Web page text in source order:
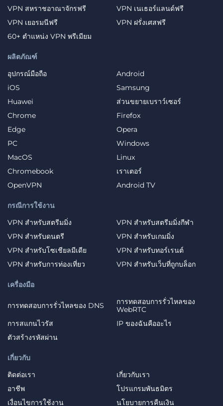
ผลิตภัณฑ์
อุปกรณ์มือถือ
Android
iOS
Samsung
Huawei
ส่วนขยายเบราว์เซอร์
Chrome
Firefox
Edge
Opera
PC
Windows
MacOS
Linux
Chromebook
เราเตอร์
OpenVPN
Android TV
กรณีการใช้งาน
VPN สำหรับสตรีมมิ่ง
VPN สำหรับสตรีมมิ่งกีฬา
VPN สำหรับดนตรี
VPN สำหรับเกมมิ่ง
VPN สำหรับโซเชียลมีเดีย
VPN สำหรับทอร์เรนต์
VPN สำหรับการท่องเที่ยว
VPN สำหรับเว็บที่ถูกบล็อก
เกี่ยวกับ
ติดต่อเรา
เกี่ยวกับเรา
อาชีพ
โปรแกรมพันธมิตร
เงื่อนไขการใช้งาน
นโยบายการคืนเงิน
VPN สหราชอาณาจักรฟรี
VPN เนเธอร์แลนด์ฟรี
VPN เยอรมนีฟรี
VPN ฝรั่งเศสฟรี
60+ ตำแหน่ง VPN พรีเมียม
เครื่องมือ
การทดสอบการรั่วไหลของ DNS
การทดสอบการรั่วไหลของ
WebRTC
การสแกนไวรัส
IP ของฉันคืออะไร
ตัวสร้างรหัสผ่าน